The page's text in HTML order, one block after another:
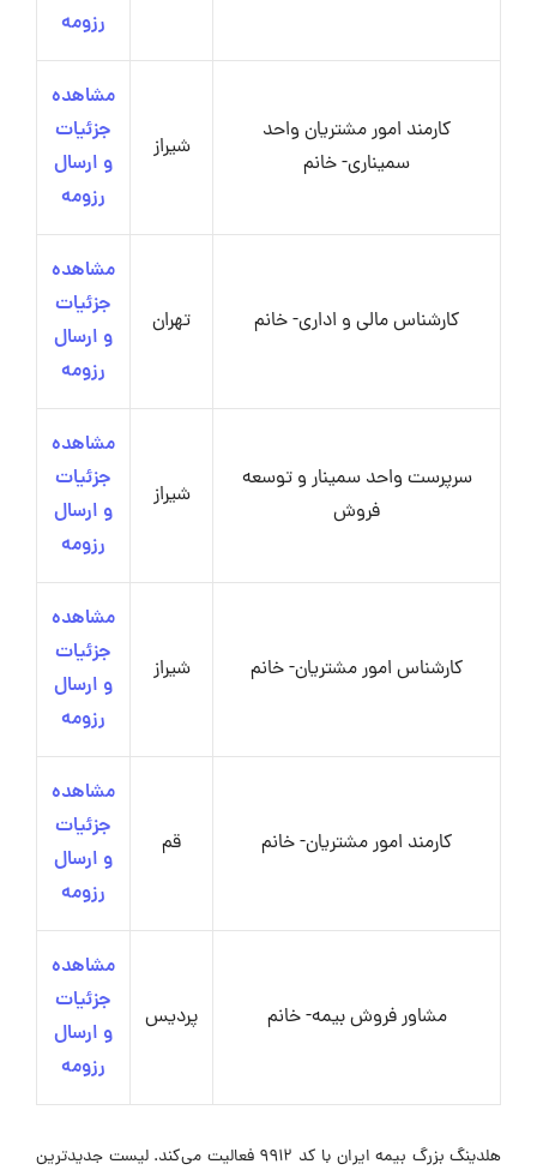
رزومه
کارمند امور مشتریان واحد
سمیناری- خانم
شیراز
مشاهده
جزئیات
و ارسال
رزومه
کارشناس مالی و اداری- خانم تهران
مشاهده
جزئیات
و ارسال
رزومه
سرپرست واحد سمینار و توسعه
فروش
شیراز
مشاهده
جزئیات
و ارسال
رزومه
کارشناس امور مشتریان- خانم شیراز
مشاهده
جزئیات
و ارسال
رزومه
کارمند امور مشتریان- خانم قم
مشاهده
جزئیات
و ارسال
رزومه
مشاور فروش بیمه- خانم پردیس
مشاهده
جزئیات
و ارسال
رزومه
هلدینگ بزرگ بیمه ایران با کد ۹۹۱۲ فعالیت می‌کند. لیست جدیدترین